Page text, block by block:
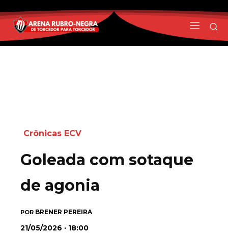
Crônicas ECV
Goleada com sotaque
de agonia
POR BRENER PEREIRA
21/05/2026 · 18:00